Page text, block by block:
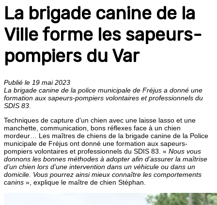
La brigade canine de la
Ville forme les sapeurs-
pompiers du Var
Publié le 19 mai 2023
La brigade canine de la police municipale de Fréjus a donné une
formation aux sapeurs-pompiers volontaires et professionnels du
SDIS 83.
Techniques de capture d’un chien avec une laisse lasso et une
manchette, communication, bons réflexes face à un chien
mordeur… Les maîtres de chiens de la brigade canine de la Police
municipale de Fréjus ont donné une formation aux sapeurs-
pompiers volontaires et professionnels du SDIS 83. « Nous vous
donnons les bonnes méthodes à adopter afin d’assurer la maîtrise
d’un chien lors d’une intervention dans un véhicule ou dans un
domicile. Vous pourrez ainsi mieux connaître les comportements
canins », explique le maître de chien Stéphan.